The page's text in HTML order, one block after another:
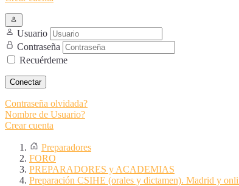
Usuario
Contraseña
Recuérdeme
Conectar
Contraseña olvidada?
Nombre de Usuario?
Crear cuenta
Preparadores
FORO
PREPARADORES y ACADEMIAS
Preparación CSIHE (orales y dictamen). Madrid y